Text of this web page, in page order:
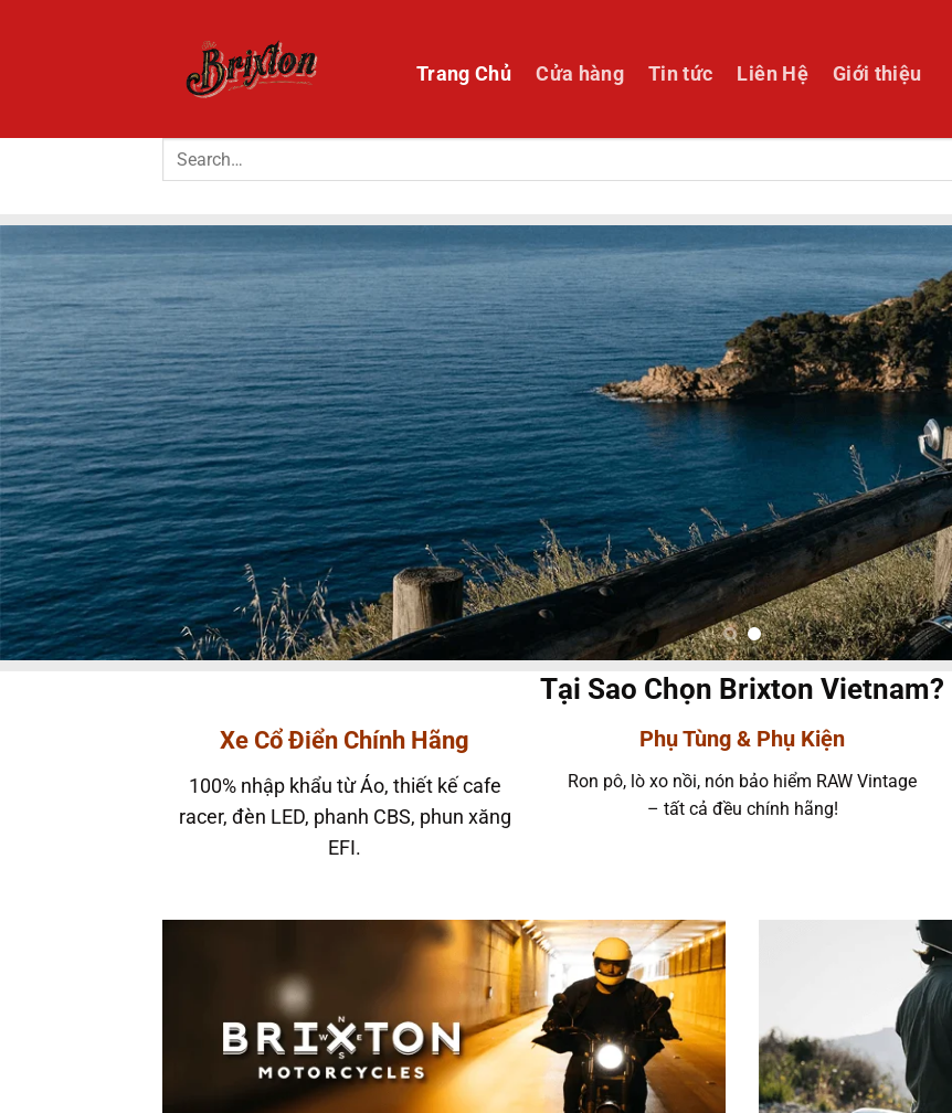
Trang Chủ Cửa hàng Tin tức Liên Hệ Giới thiệu
Tại Sao Chọn Brixton Vietnam?
Xe Cổ Điển Chính Hãng
100% nhập khẩu từ Áo, thiết kế cafe
racer, đèn LED, phanh CBS, phun xăng
EFI.
Phụ Tùng & Phụ Kiện
Ron pô, lò xo nồi, nón bảo hiểm RAW Vintage
– tất cả đều chính hãng!